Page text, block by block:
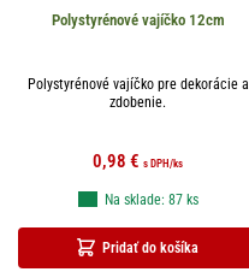
Polystyrénové vajíčko 12cm
Polystyrénové vajíčko pre dekorácie a
zdobenie.
0,98 € s DPH /ks
Pridať do košíka
Na sklade: 87 ks